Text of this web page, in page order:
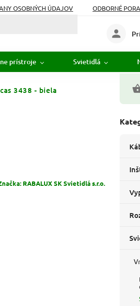
OSOBNÝCH ÚDAJOV ODBORNÉ
prístroje Svietidlá
3438 - biela
RABALUX SK Svietidlá s.r.o.